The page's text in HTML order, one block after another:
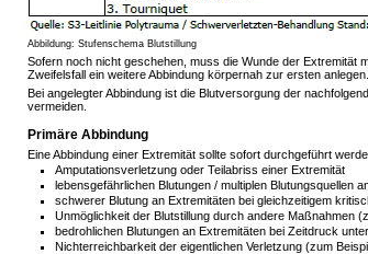
Abbildung: Stufenschema Blutstillung
Sofern noch nicht geschehen, muss die Wunde der Extremität
Zweifelsfall ein weitere Abbindung körpernah zur ersten
Bei angelegter Abbindung ist die Blutversorgung der
vermeiden.
Primäre Abbindung
Eine Abbindung einer Extremität sollte sofort durchgeführt
Amputationsverletzung oder Teilabriss einer Extremität
lebensgefährlichen Blutungen / multiplen Blutungsquellen
schwerer Blutung an Extremitäten bei gleichzeitigem
Unmöglichkeit der Blutstillung durch andere Maßnahmen
bedrohlichen Blutungen an Extremitäten bei Zeitdruck
Nichterreichbarkeit der eigentlichen Verletzung (zum